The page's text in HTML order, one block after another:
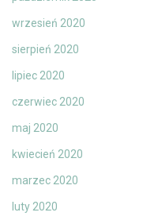
wrzesień 2020
sierpień 2020
lipiec 2020
czerwiec 2020
maj 2020
kwiecień 2020
marzec 2020
luty 2020